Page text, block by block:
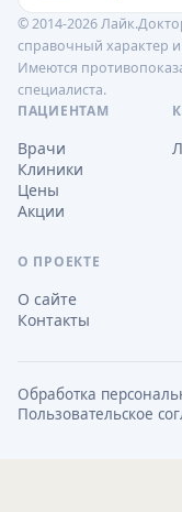
© 2014-2026
справочный характер
Имеются
специалиста.
ПАЦИЕНТАМ
Врачи
Клиники
Цены
Акции
О ПРОЕКТЕ
О сайте
Контакты
Обработка
Пользовательское